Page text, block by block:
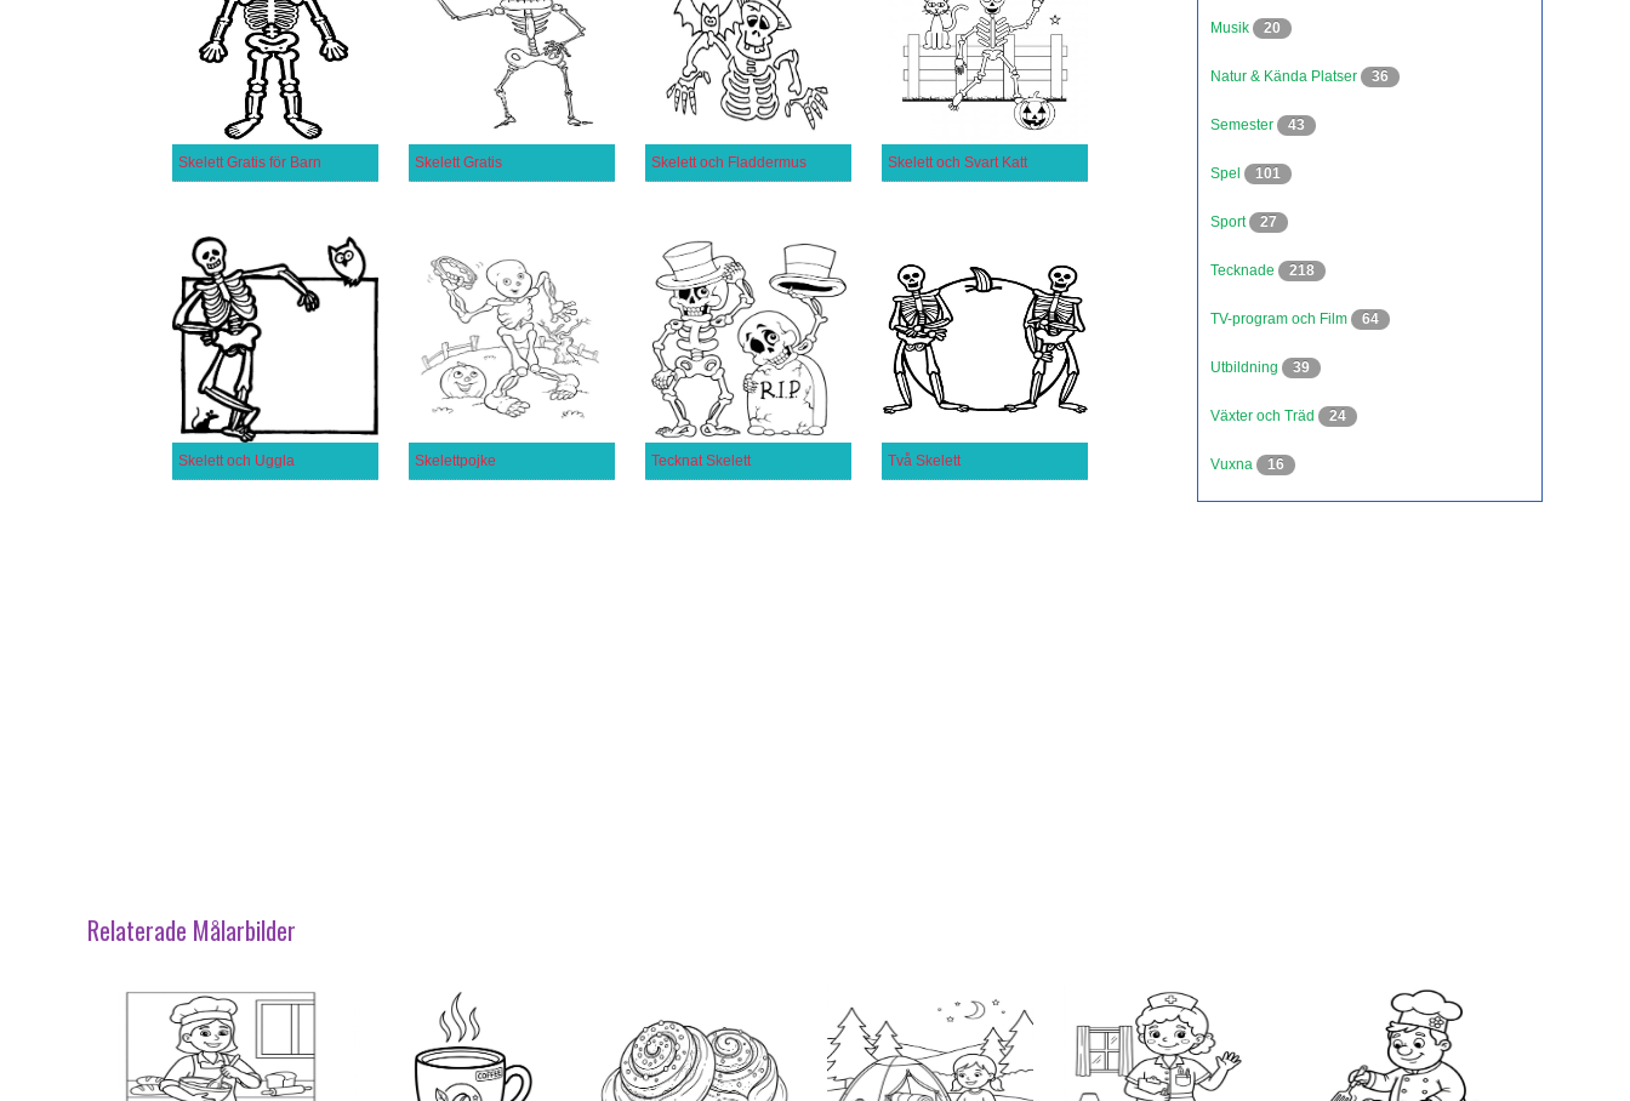
Skelett Gratis för Barn Skelett Gratis Skelett och Fladdermus Skelett och Svart Katt
Skelett och Uggla Skelettpojke Tecknat Skelett Två Skelett
Musik 20
Natur & Kända Platser 36
Semester 43
Spel 101
Sport 27
Tecknade 218
TV-program och Film 64
Utbildning 39
Växter och Träd 24
Vuxna 16
Relaterade Målarbilder